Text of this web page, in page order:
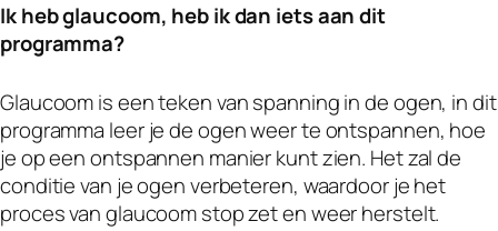
Ik heb glaucoom, heb ik dan iets aan dit
programma?
Glaucoom is een teken van spanning in de ogen, in dit
programma leer je de ogen weer te ontspannen, hoe
je op een ontspannen manier kunt zien. Het zal de
conditie van je ogen verbeteren, waardoor je het
proces van glaucoom stop zet en weer herstelt.